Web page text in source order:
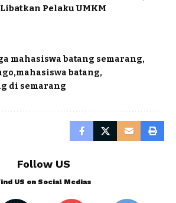
Pelaku UMKM
mahasiswa batang semarang
mahasiswa batang
di semarang
Follow US
US on Social Medias